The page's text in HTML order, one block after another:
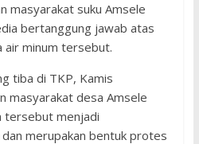
masyarakat suku Amsele
bertanggung jawab atas
air minum tersebut.
tiba di TKP, Kamis
masyarakat desa Amsele
tersebut menjadi
merupakan bentuk protes